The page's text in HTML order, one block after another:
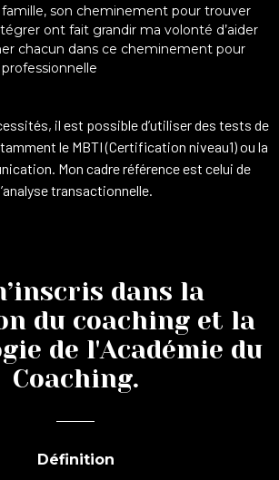
famille, son cheminement pour trouver
ont fait grandir ma volonté d’aider
chacun dans ce cheminement pour
il est possible d’utiliser des tests de
le MBTI (Certification niveau1) ou la
Mon cadre référence est celui de
transactionnelle.
dans la
du coaching et la
de l'Académie du
Coaching.
Définition